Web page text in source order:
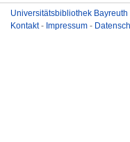
Universitätsbibliothek Bayreuth
Kontakt- Impressum -